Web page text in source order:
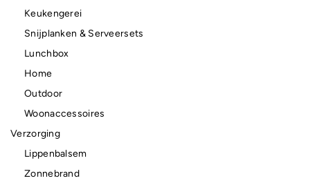
Keukengerei
Snijplanken & Serveersets
Lunchbox
Home
Outdoor
Woonaccessoires
Verzorging
Lippenbalsem
Zonnebrand